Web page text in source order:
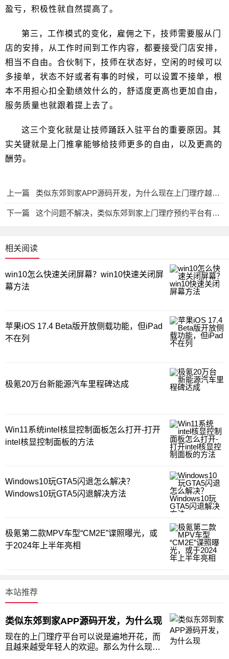
盈亏，积极性就自然提高了。
第三，工作模式的变化，雇佣之下，技师需要服从门
店的安排，从工作时间到工作内容，都要接受门店安排，
相当不自由。合伙制下，技师在状态好，空闲的时候可以
多接单，状态不好或者有事的时候，可以设置不接单，根
本不用担心扣全勤绩效什么的，舒适度更高也更加自由，
服务质量也就跟着提上去了。
这三个变化就是让技师踊跃入驻平台的重要原因。其
实关键就是上门推拿能够给技师更多的自由，以及更高的
酬劳。
上一篇 类似东郊到家APP源码开发，为什么现在上门理疗越来越受欢迎？
下一篇 这个问题不解决，类似东郊到家上门理疗预约平台有可能会面临倒闭
相关阅读
win10怎么快速关闭屏幕？win10快速关闭屏
幕方法
苹果iOS 17.4 Beta版开放侧载功能，但iPad
不在列
极氪20万台新能源汽车里程碑达成
Win11系统intel核显控制面板怎么打开-打开
intel核显控制面板的方法
Windows10玩GTA5闪退怎么解决？
Windows10玩GTA5闪退解决方法
极氪第二款MPV车型“CM2E”谍照曝光，或
于2024年上半年亮相
本站推荐
类似东郊到家APP源码开发，为什么现
现在的上门理疗平台可以说是遍地开花，而
且越来越受年轻人的欢迎。那么为什么现在